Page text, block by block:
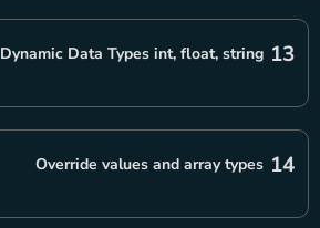
13
Dynamic Data Types int, float, string
14
Override values and array types